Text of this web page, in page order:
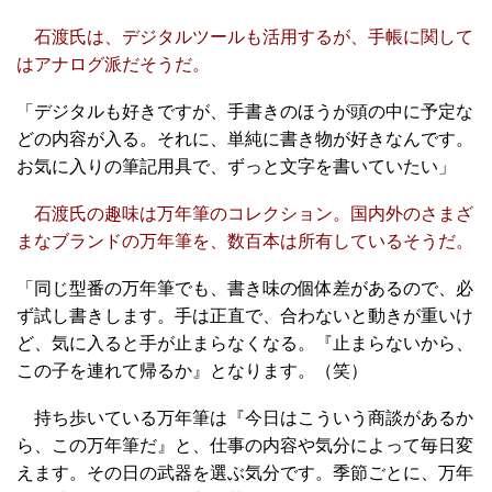
石渡氏は、デジタルツールも活用するが、手帳に関して
はアナログ派だそうだ。
「デジタルも好きですが、手書きのほうが頭の中に予定な
どの内容が入る。それに、単純に書き物が好きなんです。
お気に入りの筆記用具で、ずっと文字を書いていたい」
石渡氏の趣味は万年筆のコレクション。国内外のさまざ
まなブランドの万年筆を、数百本は所有しているそうだ。
「同じ型番の万年筆でも、書き味の個体差があるので、必
ず試し書きします。手は正直で、合わないと動きが重いけ
ど、気に入ると手が止まらなくなる。『止まらないから、
この子を連れて帰るか』となります。（笑）
持ち歩いている万年筆は『今日はこういう商談があるか
ら、この万年筆だ』と、仕事の内容や気分によって毎日変
えます。その日の武器を選ぶ気分です。季節ごとに、万年